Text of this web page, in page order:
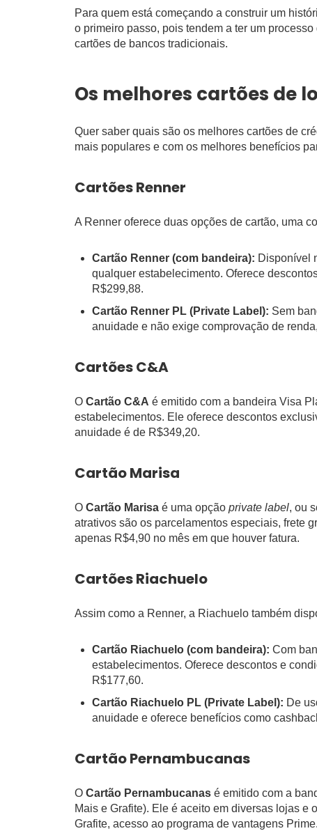
Para quem está começando a construir um
o primeiro passo, pois tendem a ter um
cartões de bancos tradicionais.
Os melhores cartões de
Quer saber quais são os melhores cartões de
mais populares e com os melhores benefícios
Cartões Renner
A Renner oferece duas opções de cartão, uma
Cartão Renner (com bandeira): Disponível
qualquer estabelecimento. Oferece
R$299,88.
Cartão Renner PL (Private Label): Sem
anuidade e não exige comprovação de
Cartões C&A
O Cartão C&A é emitido com a bandeira Visa
estabelecimentos. Ele oferece descontos
anuidade é de R$349,20.
Cartão Marisa
O Cartão Marisa é uma opção private label, ou
atrativos são os parcelamentos especiais, frete
apenas R$4,90 no mês em que houver fatura.
Cartões Riachuelo
Assim como a Renner, a Riachuelo também
Cartão Riachuelo (com bandeira): Com
estabelecimentos. Oferece descontos e
R$177,60.
Cartão Riachuelo PL (Private Label): De
anuidade e oferece benefícios como
Cartão Pernambucanas
O Cartão Pernambucanas é emitido com a
Mais e Grafite). Ele é aceito em diversas lojas e
Grafite, acesso ao programa de vantagens